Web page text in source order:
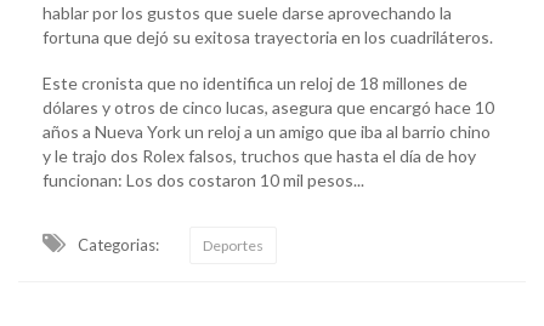
hablar por los gustos que suele darse aprovechando la
fortuna que dejó su exitosa trayectoria en los cuadriláteros.
Este cronista que no identifica un reloj de 18 millones de
dólares y otros de cinco lucas, asegura que encargó hace 10
años a Nueva York un reloj a un amigo que iba al barrio chino
y le trajo dos Rolex falsos, truchos que hasta el día de hoy
funcionan: Los dos costaron 10 mil pesos...
Categorias: Deportes